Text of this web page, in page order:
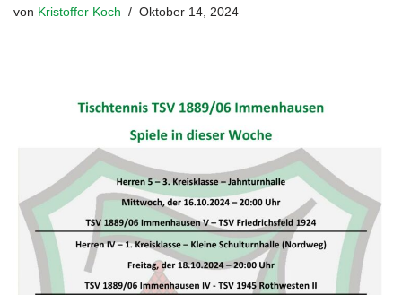
von Kristoffer Koch Oktober 14, 2024